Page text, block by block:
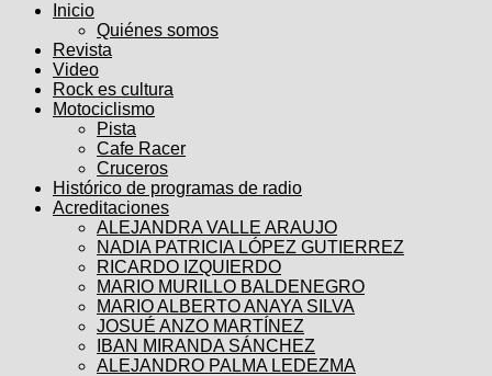
Inicio
Quiénes somos
Revista
Video
Rock es cultura
Motociclismo
Pista
Cafe Racer
Cruceros
Histórico de programas de radio
Acreditaciones
ALEJANDRA VALLE ARAUJO
NADIA PATRICIA LÓPEZ GUTIERREZ
RICARDO IZQUIERDO
MARIO MURILLO BALDENEGRO
MARIO ALBERTO ANAYA SILVA
JOSUÉ ANZO MARTÍNEZ
IBAN MIRANDA SÁNCHEZ
ALEJANDRO PALMA LEDEZMA